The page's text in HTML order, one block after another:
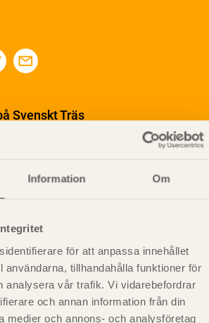
Information Om
för att anpassa innehållet
användarna, tillhandahålla funktioner för
analysera vår trafik. Vi vidarebefordrar
och annan information från din
medier och annons- och analysföretag
Svenskt Träs